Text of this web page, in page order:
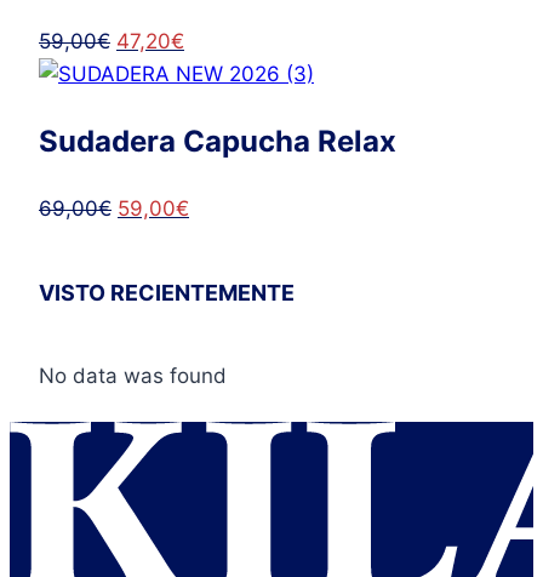
59,00€ El
precio
era:
47,20€
precio
es:
Sudadera Capucha Relax
69,00€ El
era:
59,00€
es:
VISTO RECIENTEMENTE
No data was found